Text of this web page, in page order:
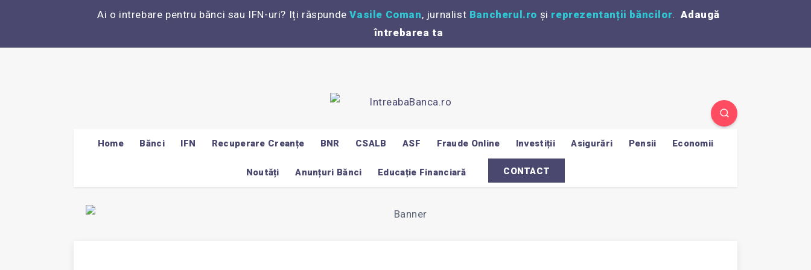
Ai o intrebare pentru bănci sau IFN-uri? Iți răspundeVasile Coman, jurnalist Bancherul.ro și reprezentanții băncilor. Adaugă
întrebarea ta
Home Bănci IFN Recuperare Creanțe BNR CSALB ASF Fraude Online Investiții Asigurări Pensii Economii
Noutăți Anunțuri Bănci Educație Financiară CONTACT